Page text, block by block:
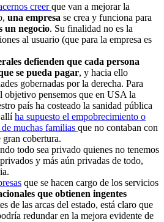
creerque van a mejorar la
una empresa se crea y funciona para
un negocio. Su finalidad no es la
al usuario (que para la empresa es
defienden que cada persona
se pueda pagar, y hacia ello
gobernadas por la derecha. Para
objetivo pensemos que en USA la
país ha costeado la sanidad pública
allíha supuesto el empobrecimiento o
muchas familias que no contaban con
cobertura.
todo sea privado quienes no tenemos
y más aún privadas de todo,
que se hacen cargo de los servicios
que obtienen ingentes
de las arcas del estado, está claro que
redundar en la mejora evidente de